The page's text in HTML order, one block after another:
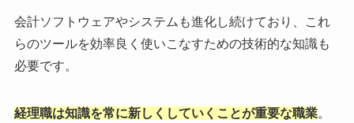
会計ソフトウェアやシステムも進化し続けており、これ
らのツールを効率良く使いこなすための技術的な知識も
必要です。
経理職は知識を常に新しくしていくことが重要な職業。